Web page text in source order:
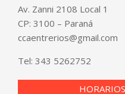
Av. Zanni 2108 Local 1
CP: 3100 – Paraná
ccaentrerios@gmail.com
Tel: 343 5262752